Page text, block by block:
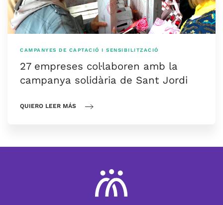
CAMPANYES DE CAPTACIÓ I SENSIBILITZACIÓ
27 empreses col·laboren amb la
campanya solidària de Sant Jordi
QUIERO LEER MÁS